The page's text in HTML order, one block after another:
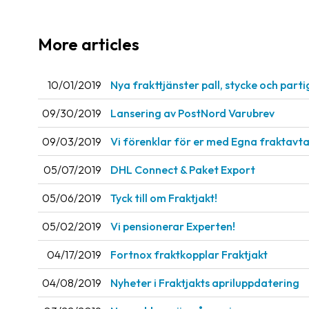
More articles
10/01/2019 Nya frakttjänster pall, stycke och
09/30/2019 Lansering av PostNord Varubrev
09/03/2019 Vi förenklar för er med Egna
05/07/2019 DHL Connect & Paket Export
05/06/2019 Tyck till om Fraktjakt!
05/02/2019 Vi pensionerar Experten!
04/17/2019 Fortnox fraktkopplar Fraktjakt
04/08/2019 Nyheter i Fraktjakts apriluppdatering